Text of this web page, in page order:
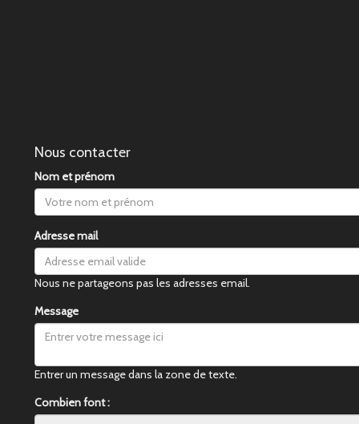
Nous contacter
Nom et prénom
Adresse mail
Nous ne partageons pas les adresses email.
Message
Entrer un message dans la zone de texte.
Combien font :